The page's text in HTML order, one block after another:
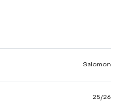
Salomon
25/26